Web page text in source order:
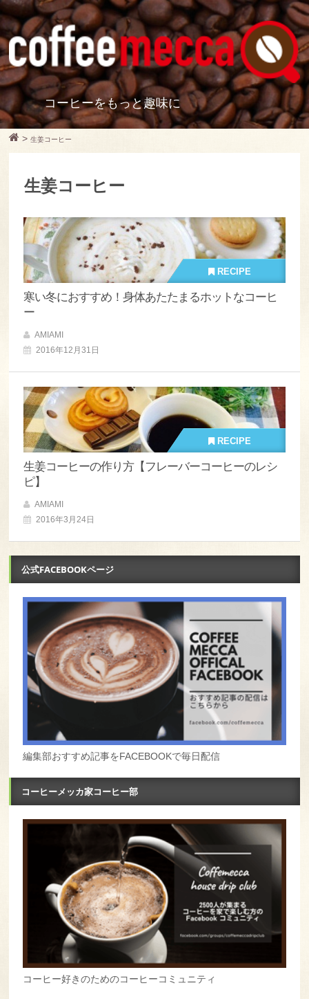
コーヒーをもっと趣味に
>生姜コーヒー
生姜コーヒー
RECIPE
寒い冬におすすめ！身体あたたまるホットなコーヒ
ー
AMIAMI
2016年12月31日
RECIPE
生姜コーヒーの作り方【フレーバーコーヒーのレシ
ピ】
AMIAMI
2016年3月24日
公式FACEBOOKページ
編集部おすすめ記事をFACEBOOKで毎日配信
コーヒーメッカ家コーヒー部
コーヒー好きのためのコーヒーコミュニティ